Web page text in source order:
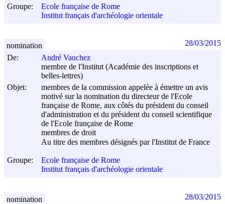
Groupe:
Ecole française de Rome
Institut français d'archéologie orientale
De:
André Vauchez
membre de l'Institut (Académie des inscriptions et
belles-lettres)
Objet:
membres de la commission appelée à émettre un avis
motivé sur la nomination du directeur de l'Ecole
française de Rome, aux côtés du président du conseil
d'administration et du président du conseil scientifique
de l'Ecole française de Rome
membres de droit
Au titre des membres désignés par l'Institut de France
Groupe:
Ecole française de Rome
Institut français d'archéologie orientale
nomination 28/03/2015
nomination 28/03/2015